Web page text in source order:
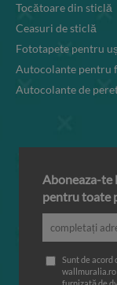
Tocătoare din sticlă
Ceasuri de sticlă
Fototapete pentru
Autocolante pentru
Autocolante de
Aboneaza-te
pentru toate
Sunt de
wallmuralia.ro